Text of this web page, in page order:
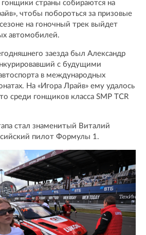
гонщики страны собираются на
чтобы побороться за призовые
на гоночный трек выйдет
автомобилей.
заезда был Александр
с будущими
в международных
На «Игора Лрайв» ему удалось
среди гонщиков класса SMP TCR
стал знаменитый Виталий
пилот Формулы 1.